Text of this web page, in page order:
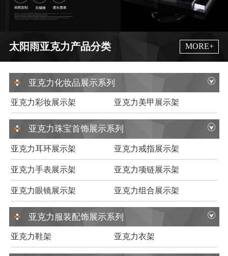
MORE+
太阳雨亚克力产品分类
亚克力化妆品展示系列
亚克力彩妆展示架 亚克力美甲展示架
亚克力珠宝首饰展示系列
亚克力耳环展示架 亚克力戒指展示架
亚克力手表展示架 亚克力项链展示架
亚克力眼镜展示架 亚克力组合展示架
亚克力服装配饰展示系列
亚克力鞋架 亚克力衣架